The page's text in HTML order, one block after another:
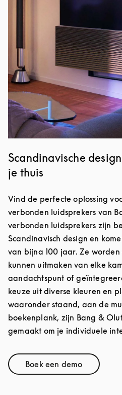
Scandinavische
je thuis
Vind de perfecte oplossing
verbonden luidsprekers van
verbonden luidsprekers zijn
Scandinavisch design en
van bijna 100 jaar. Ze
kunnen uitmaken van elke
aandachtspunt of
keuze uit diverse kleuren en
waaronder staand, aan de
boekenplank, zijn Bang &
gemaakt om je individuele
Boek een demoLink Opens in New